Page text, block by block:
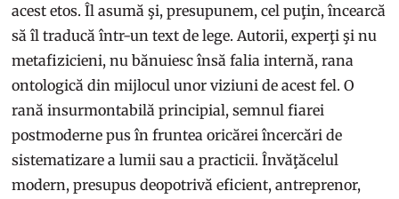
acest etos. Îl asumă şi, presupunem, cel puţin, încearcă
să îl traducă într-un text de lege. Autorii, experţi şi nu
metafizicieni, nu bănuiesc însă falia internă, rana
ontologică din mijlocul unor viziuni de acest fel. O
rană insurmontabilă principial, semnul fiarei
postmoderne pus în fruntea oricărei încercări de
sistematizare a lumii sau a practicii. Învăţăcelul
modern, presupus deopotrivă eficient, antreprenor,